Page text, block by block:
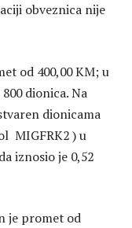
obveznica nije
od 400,00 KM; u
dionica. Na
dionicama
MIGFRK2 ) u
iznosio je 0,52
je promet od